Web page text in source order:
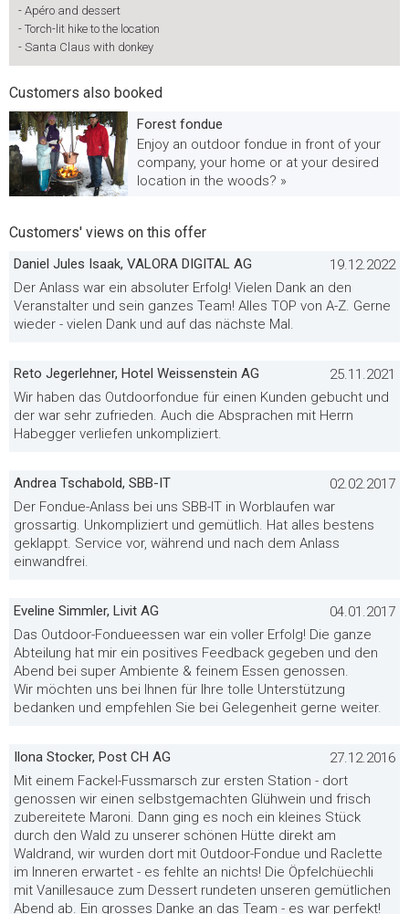
- Apéro and dessert
- Torch-lit hike to the location
- Santa Claus with donkey
Customers also booked
Forest fondue
Enjoy an outdoor fondue in front of your
company, your home or at your desired
location in the woods? »
Customers' views on this offer
Daniel Jules Isaak, VALORA DIGITAL AG
19.12.2022
Der Anlass war ein absoluter Erfolg! Vielen Dank an den
Veranstalter und sein ganzes Team! Alles TOP von A-Z. Gerne
wieder - vielen Dank und auf das nächste Mal.
Reto Jegerlehner, Hotel Weissenstein AG
25.11.2021
Wir haben das Outdoorfondue für einen Kunden gebucht und
der war sehr zufrieden. Auch die Absprachen mit Herrn
Habegger verliefen unkompliziert.
Andrea Tschabold, SBB-IT
02.02.2017
Der Fondue-Anlass bei uns SBB-IT in Worblaufen war
grossartig. Unkompliziert und gemütlich. Hat alles bestens
geklappt. Service vor, während und nach dem Anlass
einwandfrei.
Eveline Simmler, Livit AG
04.01.2017
Das Outdoor-Fondueessen war ein voller Erfolg! Die ganze
Abteilung hat mir ein positives Feedback gegeben und den
Abend bei super Ambiente & feinem Essen genossen.
Wir möchten uns bei Ihnen für Ihre tolle Unterstützung
bedanken und empfehlen Sie bei Gelegenheit gerne weiter.
Ilona Stocker, Post CH AG
27.12.2016
Mit einem Fackel-Fussmarsch zur ersten Station - dort
genossen wir einen selbstgemachten Glühwein und frisch
zubereitete Maroni. Dann ging es noch ein kleines Stück
durch den Wald zu unserer schönen Hütte direkt am
Waldrand, wir wurden dort mit Outdoor-Fondue und Raclette
im Inneren erwartet - es fehlte an nichts! Die Öpfelchüechli
mit Vanillesauce zum Dessert rundeten unseren gemütlichen
Abend ab. Ein grosses Danke an das Team - es war perfekt!